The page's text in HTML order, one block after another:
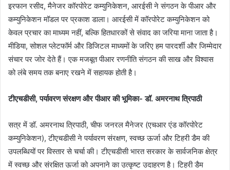
इरफान रसीद, मैनेजर कॉरपोरेट कम्युनिकेशन, आरईसी ने संगठन के पीआर और
कम्युनिकेशन मॉडल पर प्रकाश डाला। आरईसी में कॉरपोरेट कम्युनिकेशन को
केवल प्रचार का माध्यम नहीं, बल्कि हितधारकों से संवाद का जरिया माना जाता है।
मीडिया, सोशल प्लेटफॉर्म और डिजिटल माध्यमों के जरिए हम पारदर्शी और जिम्मेदार
संचार पर जोर देते हैं। एक मजबूत पीआर रणनीति संगठन की साख और विश्वास
को लंबे समय तक बनाए रखने में सहायक होती है।
टीएचडीसी,पर्यावरण संरक्षण और पीआर की भूमिका- डॉ. अमरनाथ त्रिपाठी
सत्र में डॉ. अमरनाथ त्रिपाठी, चीफ जनरल मैनेजर (एचआर एंड कॉरपोरेट
कम्युनिकेशन), टीएचडीसी ने पर्यावरण संरक्षण, स्वच्छ ऊर्जा और टिहरी डैम की
उपलब्धियों पर विस्तार से चर्चा की। टीएचडीसी भारत सरकार के सार्वजनिक क्षेत्र
में स्वच्छ और संरक्षित ऊर्जा को अपनाने का उत्कृष्ट उदाहरण है। टिहरी डैम